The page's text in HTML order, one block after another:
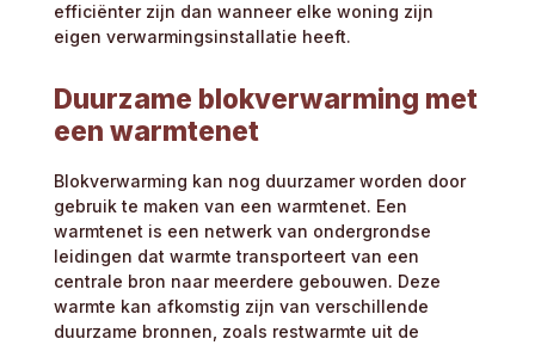
efficiënter zijn dan wanneer elke woning zijn
eigen verwarmingsinstallatie heeft.
Duurzame blokverwarming met
een warmtenet
Blokverwarming kan nog duurzamer worden door
gebruik te maken van een warmtenet. Een
warmtenet is een netwerk van ondergrondse
leidingen dat warmte transporteert van een
centrale bron naar meerdere gebouwen. Deze
warmte kan afkomstig zijn van verschillende
duurzame bronnen, zoals restwarmte uit de